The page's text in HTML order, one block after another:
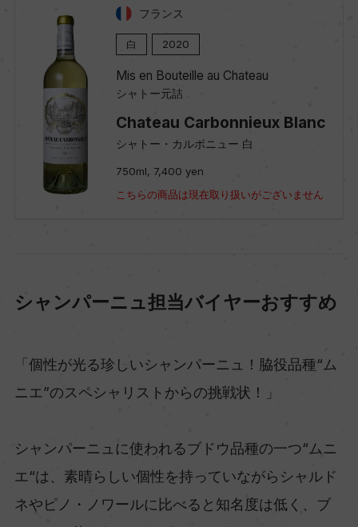
フランス
白 2020
Mis en Bouteille au Chateau
シャトー元詰
Chateau Carbonnieux Blanc
シャトー・カルボニュー 白
750ml, 7,400 yen
こちらの商品は現在取り扱いがございません
シャンパーニュ担当バイヤーおすすめ
「個性が光る珍しいシャンパーニュ！脇役品種“ム
ニエ”のスペシャリストからの挑戦状！」
シャンパーニュに使われるブドウ品種の一つ“ムニ
エ“は、素晴らしい個性を持っていながらシャルド
ネやピノ・ノワールに比べると知名度は低く、ブ